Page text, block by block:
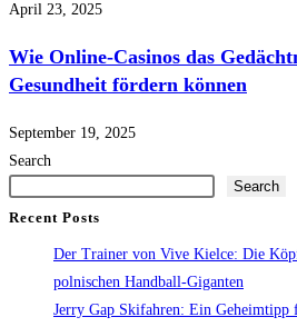
April 23, 2025
Wie Online-Casinos das
Gesundheit fördern können
September 19, 2025
Search
Search
Recent Posts
Der Trainer von Vive Kielce: Die
polnischen Handball-Giganten
Jerry Gap Skifahren: Ein Geheimtipp